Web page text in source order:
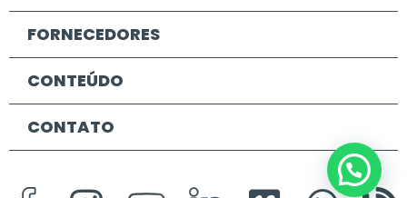
FORNECEDORES
CONTEÚDO
CONTATO